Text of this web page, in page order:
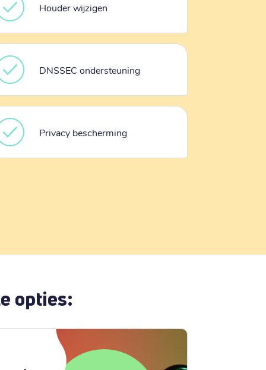
Houder wijzigen
DNSSEC ondersteuning
Privacy bescherming
opties: